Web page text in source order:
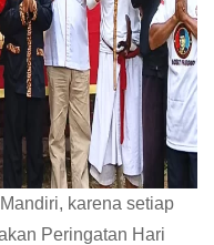
karena setiap
Peringatan Hari